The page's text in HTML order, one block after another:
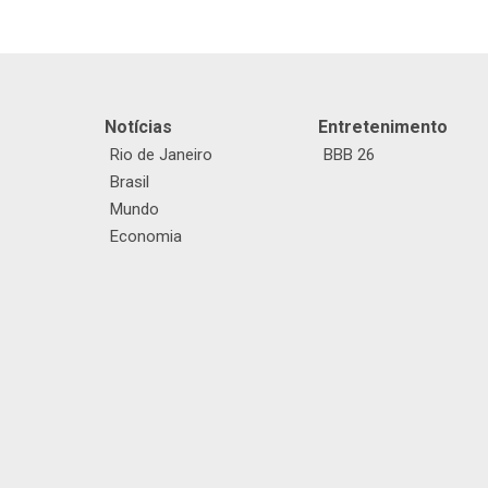
Notícias
Rio de Janeiro
Brasil
Mundo
Economia
Entretenimento
BBB 26